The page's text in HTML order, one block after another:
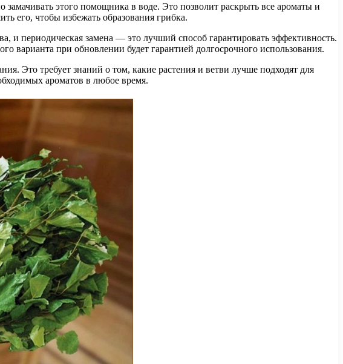
этого помощника в воде. Это позволит раскрыть все ароматы и
его, чтобы избежать образования грибка.
и периодическая замена — это лучший способ гарантировать эффективность.
варианта при обновлении будет гарантией долгосрочного использования.
Это требует знаний о том, какие растения и ветви лучше подходят для
ароматов в любое время.